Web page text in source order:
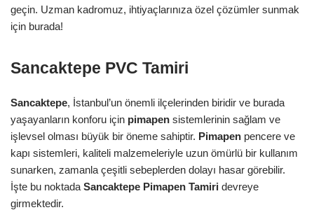
geçin. Uzman kadromuz, ihtiyaçlarınıza özel çözümler sunmak
için burada!
Sancaktepe PVC Tamiri
Sancaktepe, İstanbul’un önemli ilçelerinden biridir ve burada
yaşayanların konforu için pimapen sistemlerinin sağlam ve
işlevsel olması büyük bir öneme sahiptir. Pimapen pencere ve
kapı sistemleri, kaliteli malzemeleriyle uzun ömürlü bir kullanım
sunarken, zamanla çeşitli sebeplerden dolayı hasar görebilir.
İşte bu noktada Sancaktepe Pimapen Tamiri devreye
girmektedir.